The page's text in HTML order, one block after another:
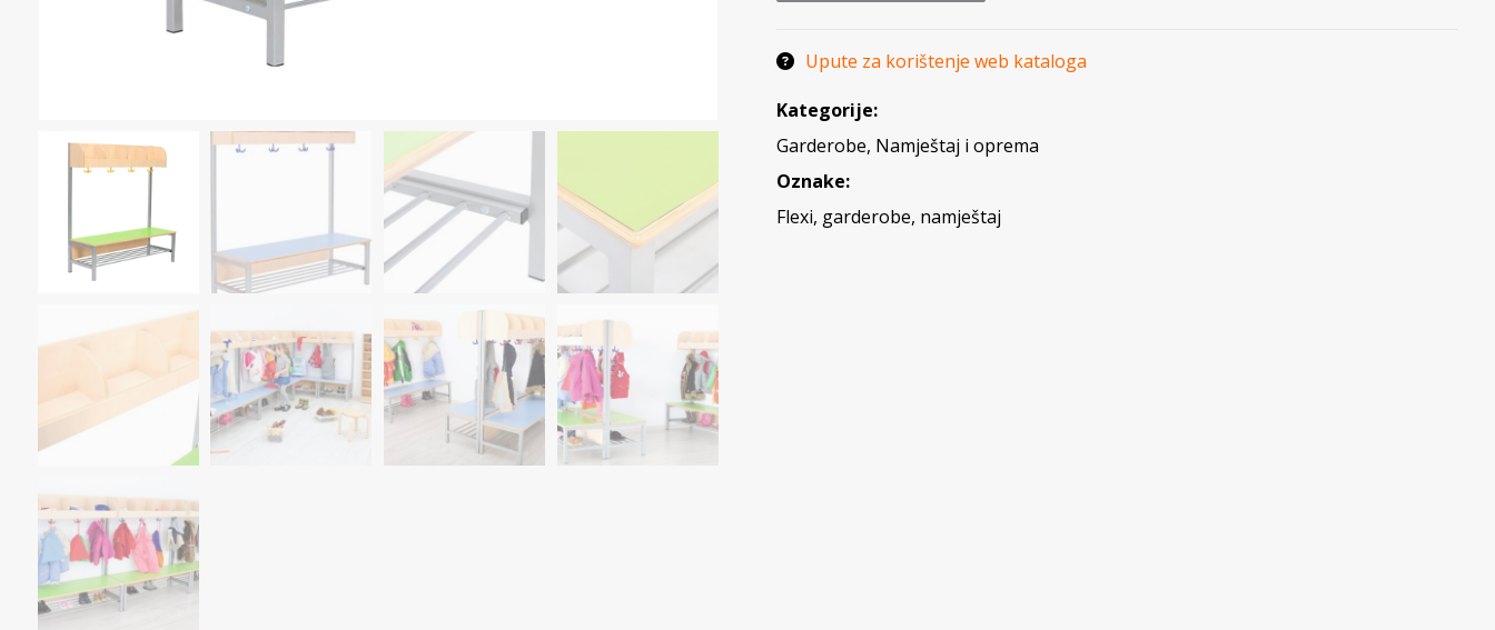
Upute za korištenje web kataloga
Kategorije:
Garderobe, Namještaj i oprema
Oznake:
Flexi, garderobe, namještaj